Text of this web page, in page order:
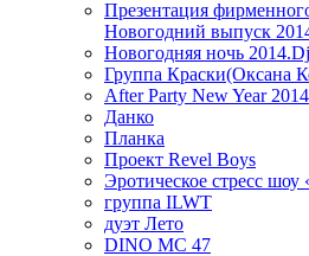
Презентация
Новогодний выпуск
Новогодняя ночь
Группа Краски(Оксана
After Party New Year 2014
Данко
Планка
Проект Revel Boys
Эротическое стресс
группа ILWT
дуэт Лето
DINO MC 47